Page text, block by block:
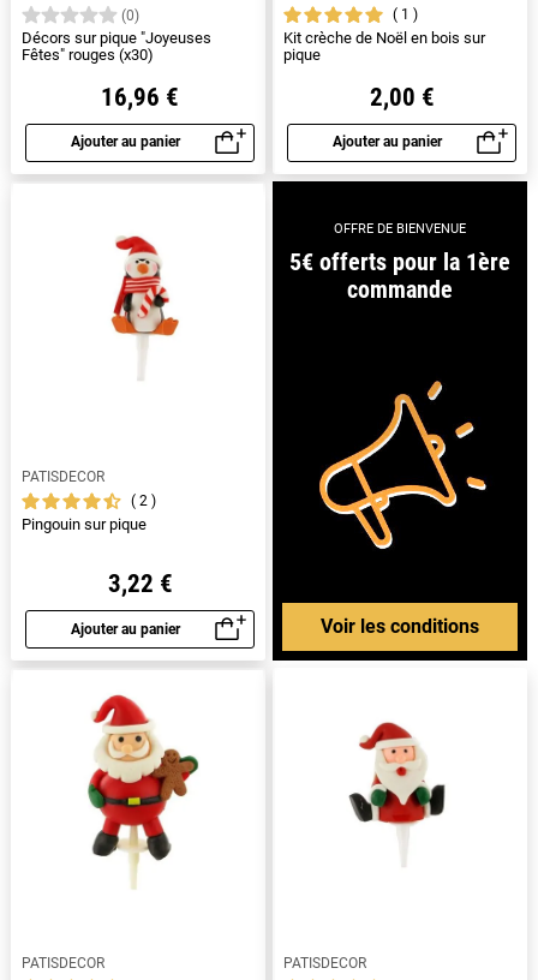
(0)
Décors sur pique "Joyeuses
Fêtes" rouges (x30)
16,96 €
Ajouter au panier
Aperçu rapide
1
Kit crèche de Noël en bois sur
pique
2,00 €
Ajouter au panier
Aperçu rapide
PATISDECOR
2
Pingouin sur pique
3,22 €
Ajouter au panier
Aperçu rapide
OFFRE DE BIENVENUE
5€ offerts pour la 1ère
commande
Voir les conditions
PATISDECOR
PATISDECOR